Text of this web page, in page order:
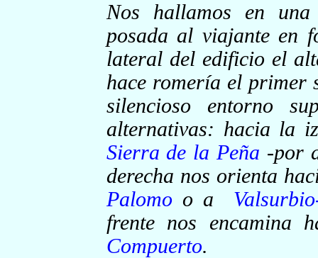
Nos hallamos en
posada al viajante en
lateral del edificio el
hace romería el primer
silencioso entorno
alternativas: hacia la
Sierra de la Peña -por
derecha nos orienta
Palomo o a
frente nos encamina
Compuerto.